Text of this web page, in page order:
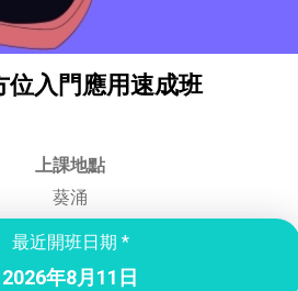
衣限定)
衣限定)
位入門應用速成班
上課地點
葵涌
最近開班日期 *
2026年8月11日